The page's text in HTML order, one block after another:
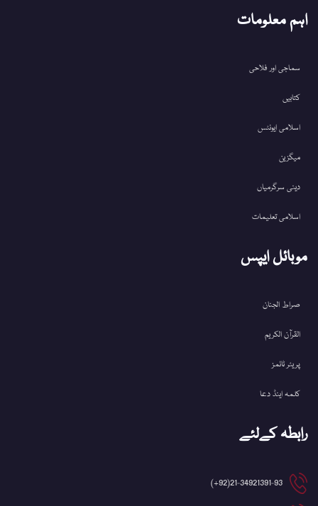
اہم معلومات
سماجی اور فلاحی
کتابیں
اسلامی ایونٹس
میگزین
دینی سرگرمیاں
اسلامی تعلیمات
موبائل ایپس
صراط الجنان
القرآن الکریم
پریئر ٹائمز
کلمہ اینڈ دعا
رابطہ کےلئے
21-34921391-93(92+)